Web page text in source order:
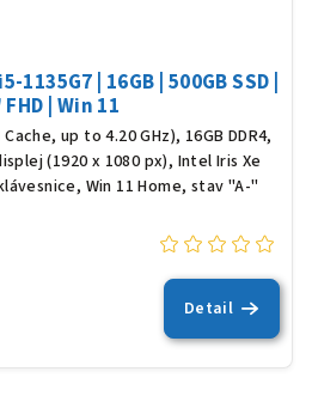
| 16GB | 500GB SSD |
| Win 11
up to 4.20 GHz), 16GB DDR4,
(1920 x 1080 px), Intel Iris Xe
Win 11 Home, stav "A-"
Detail